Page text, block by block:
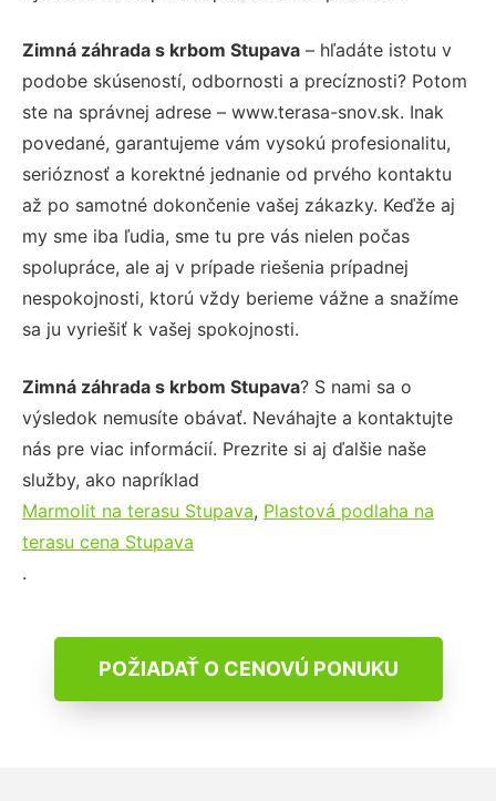
Zimná záhrada s krbom Stupava – hľadáte istotu v
podobe skúseností, odbornosti a precíznosti? Potom
ste na správnej adrese – www.terasa-snov.sk. Inak
povedané, garantujeme vám vysokú profesionalitu,
serióznosť a korektné jednanie od prvého kontaktu
až po samotné dokončenie vašej zákazky. Keďže aj
my sme iba ľudia, sme tu pre vás nielen počas
spolupráce, ale aj v prípade riešenia prípadnej
nespokojnosti, ktorú vždy berieme vážne a snažíme
sa ju vyriešiť k vašej spokojnosti.
Zimná záhrada s krbom Stupava? S nami sa o
výsledok nemusíte obávať. Neváhajte a kontaktujte
nás pre viac informácií. Prezrite si aj ďalšie naše
služby, ako napríklad
Marmolit na terasu Stupava, Plastová podlaha na
terasu cena Stupava
.
POŽIADAŤ O CENOVÚ PONUKU